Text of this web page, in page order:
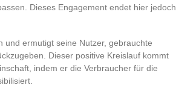
Dieses Engagement endet hier jedoch
und ermutigt seine Nutzer, gebrauchte
Dieser positive Kreislauf kommt
indem er die Verbraucher für die